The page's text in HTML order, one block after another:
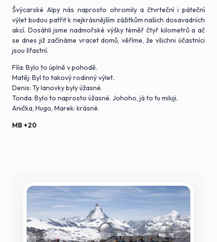
Švýcarské Alpy nás naprosto ohromily a čtvrteční i páteční
výlet budou patřit k nejkrásnějším zážitkům našich dosavadních
akcí. Dosáhli jsme nadmořské výšky téměř čtyř kilometrů a ač
se dnes již začínáme vracet domů, věříme, že všichni účastníci
jsou šťastní.
Fíla: Bylo to úplně v pohodě.
Matěj: Byl to takový rodinný výlet.
Denis: Ty lanovky byly úžasné.
Tonda: Bylo to naprosto úžasné. Johoho, já to tu miluji.
Anička, Hugo, Marek: krásné.
MB +20